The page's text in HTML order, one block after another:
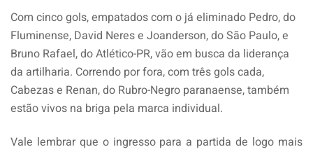
Com cinco gols, empatados com o já eliminado Pedro, do
Fluminense, David Neres e Joanderson, do São Paulo, e
Bruno Rafael, do Atlético-PR, vão em busca da liderança
da artilharia. Correndo por fora, com três gols cada,
Cabezas e Renan, do Rubro-Negro paranaense, também
estão vivos na briga pela marca individual.
Vale lembrar que o ingresso para a partida de logo mais